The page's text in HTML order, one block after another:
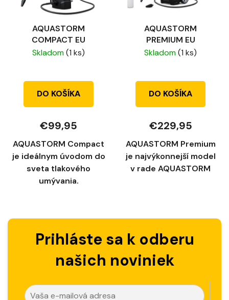
AQUASTORM
COMPACT EU
Skladom(1 ks)
DO KOŠÍKA
€99,95
AQUASTORM Compact
je ideálnym úvodom do
sveta tlakového
umývania.
AQUASTORM
PREMIUM EU
Skladom(1 ks)
DO KOŠÍKA
€229,95
AQUASTORM Premium
je najvýkonnejší model
v rade AQUASTORM
Prihláste sa k odberu
našich noviniek